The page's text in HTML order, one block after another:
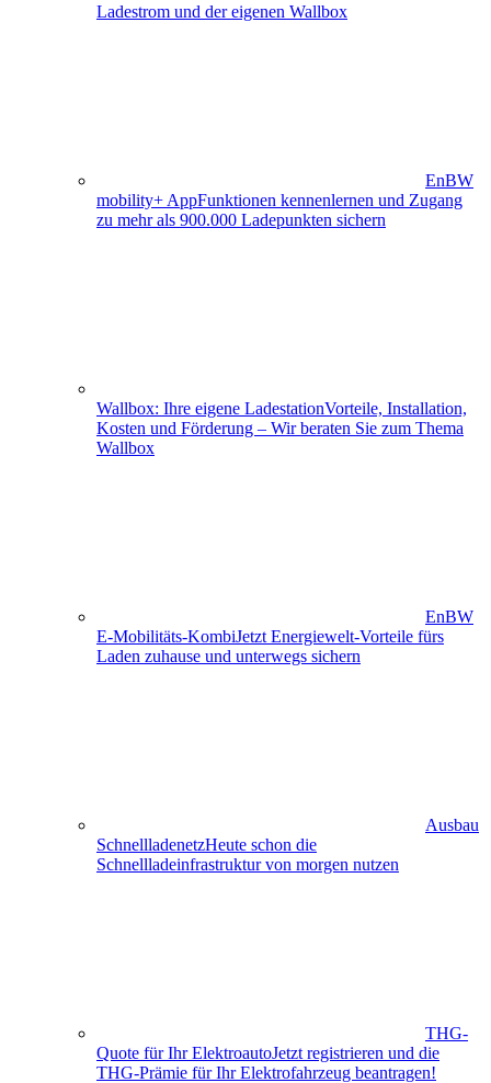
Ladestrom und der eigenen Wallbox
EnBW
mobility+ AppFunktionen kennenlernen und Zugang
zu mehr als 900.000 Ladepunkten sichern
Wallbox: Ihre eigene LadestationVorteile, Installation,
Kosten und Förderung – Wir beraten Sie zum Thema
Wallbox
EnBW
E-Mobilitäts-KombiJetzt Energiewelt-Vorteile fürs
Laden zuhause und unterwegs sichern
Ausbau
SchnellladenetzHeute schon die
Schnellladeinfrastruktur von morgen nutzen
THG-
Quote für Ihr ElektroautoJetzt registrieren und die
THG-Prämie für Ihr Elektro­fahrzeug beantragen!